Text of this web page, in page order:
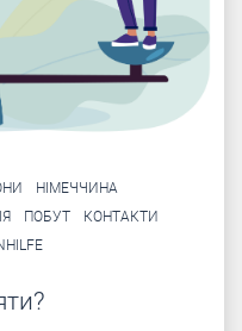
НІМЕЧЧИНА
ПОБУТ
КОНТАКТИ